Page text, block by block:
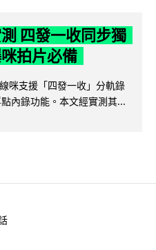
四發一收同步獨
拍片必備
咪支援「四發一收」分軌錄
內錄功能。本文經實測其...